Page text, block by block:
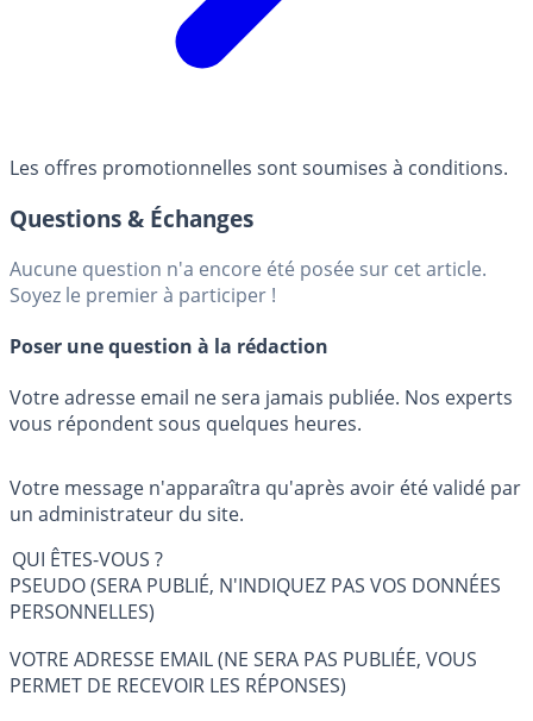
Les offres promotionnelles sont soumises à conditions.
Questions & Échanges
Aucune question n'a encore été posée sur cet article.
Soyez le premier à participer !
Poser une question à la rédaction
Votre adresse email ne sera jamais publiée. Nos experts
vous répondent sous quelques heures.
Votre message n'apparaîtra qu'après avoir été validé par
un administrateur du site.
QUI ÊTES-VOUS ?
PSEUDO (SERA PUBLIÉ, N'INDIQUEZ PAS VOS DONNÉES
PERSONNELLES)
VOTRE ADRESSE EMAIL (NE SERA PAS PUBLIÉE, VOUS
PERMET DE RECEVOIR LES RÉPONSES)